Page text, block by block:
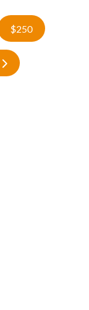
$250